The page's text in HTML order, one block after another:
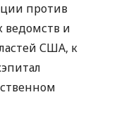
против
ведомств и
США, к